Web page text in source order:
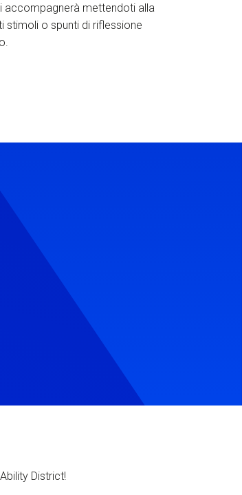
accompagnerà mettendoti alla
stimoli o spunti di riflessione
District!